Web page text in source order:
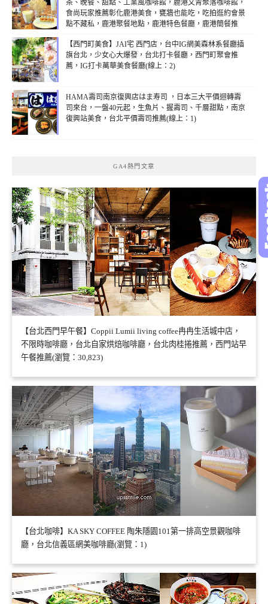
茶、晚餐、甜點、工業風咖啡館，鹿港文青聚落咖啡館，
食尚玩家推薦彰化鹿港美食，甕牆也能吃，吃拍逛約會景
點不藏私，鹿港聚餐地點，鹿港特色餐廳，鹿港簡餐推
【西門町美食】JAI宅 西門店，台中IG網美森林系餐廳插
旗台北，少女心大爆發，台北打卡餐廳，西門町聚會推
薦，IG打卡萬華美食餐廳(線上：2)
HAMA壽司南京復興店はま寿司 ，日本三大平價迴轉壽
司來台，一盤40元起，生魚片、握壽司、千層甜點，南京
復興站美食，台北平價壽司推薦(線上：1)
GA4熱門文章
【台北西門早午餐】Coppii Lumii living coffee冉冉生活城中店，
不限時咖啡廳，台北自家烘焙咖啡廳，台北肉桂捲推薦，西門站早
午餐推薦(瀏覽：30,823)
【台北咖啡】KA SKY COFFEE 陶朱隱園101第一排高空景觀咖啡
廳，台北信義區網美咖啡廳(瀏覽：1)